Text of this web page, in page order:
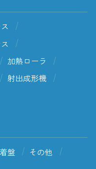
加熱ローラ
射出成形機
盤 その他